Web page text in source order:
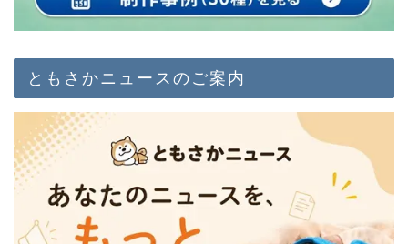
ともさかニュースのご案内